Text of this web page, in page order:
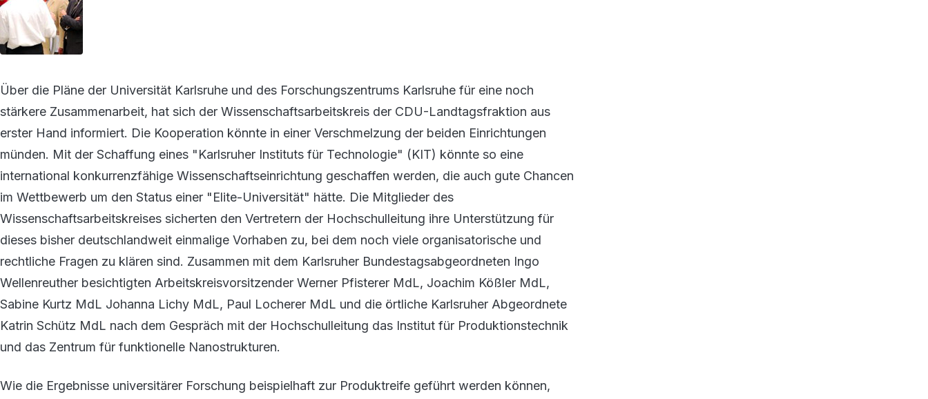
Über die Pläne der Universität Karlsruhe und des Forschungszentrums Karlsruhe für eine noch
stärkere Zusammenarbeit, hat sich der Wissenschaftsarbeitskreis der CDU-Landtagsfraktion aus
erster Hand informiert. Die Kooperation könnte in einer Verschmelzung der beiden Einrichtungen
münden. Mit der Schaffung eines "Karlsruher Instituts für Technologie" (KIT) könnte so eine
international konkurrenzfähige Wissenschaftseinrichtung geschaffen werden, die auch gute Chancen
im Wettbewerb um den Status einer "Elite-Universität" hätte. Die Mitglieder des
Wissenschaftsarbeitskreises sicherten den Vertretern der Hochschulleitung ihre Unterstützung für
dieses bisher deutschlandweit einmalige Vorhaben zu, bei dem noch viele organisatorische und
rechtliche Fragen zu klären sind. Zusammen mit dem Karlsruher Bundestagsabgeordneten Ingo
Wellenreuther besichtigten Arbeitskreisvorsitzender Werner Pfisterer MdL, Joachim Kößler MdL,
Sabine Kurtz MdL Johanna Lichy MdL, Paul Locherer MdL und die örtliche Karlsruher Abgeordnete
Katrin Schütz MdL nach dem Gespräch mit der Hochschulleitung das Institut für Produktionstechnik
und das Zentrum für funktionelle Nanostrukturen.
Wie die Ergebnisse universitärer Forschung beispielhaft zur Produktreife geführt werden können,